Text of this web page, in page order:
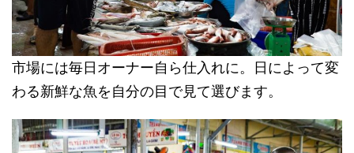
市場には毎日オーナー自ら仕入れに。日によって変
わる新鮮な魚を自分の目で見て選びます。